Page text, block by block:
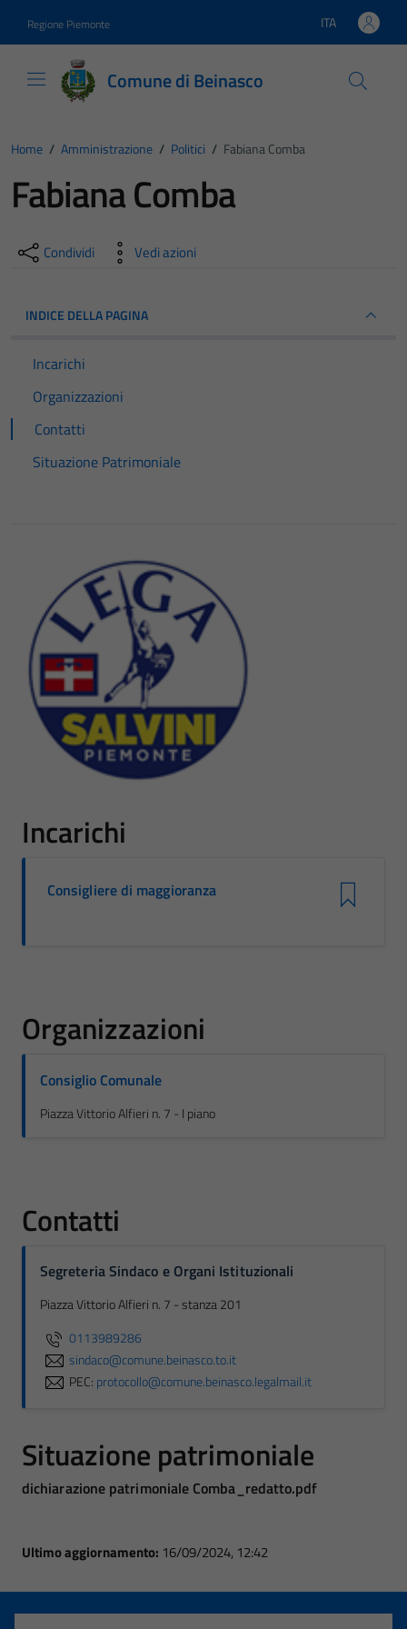
Regione Piemonte Lingua attiva:
ITA
Comune di Beinasco
Home / Amministrazione / Politici / Fabiana Comba
Fabiana Comba
Condividi Vedi azioni
INDICE DELLA PAGINA
Incarichi
Organizzazioni
Contatti
Situazione Patrimoniale
Incarichi
Consigliere di maggioranza
Organizzazioni
Consiglio Comunale
Piazza Vittorio Alfieri n. 7 - I piano
Contatti
Segreteria Sindaco e Organi Istituzionali
Piazza Vittorio Alfieri n. 7 - stanza 201
0113989286
sindaco@comune.beinasco.to.it
PEC: protocollo@comune.beinasco.legalmail.it
Situazione patrimoniale
dichiarazione patrimoniale Comba_redatto.pdf
Ultimo aggiornamento: 16/09/2024, 12:42